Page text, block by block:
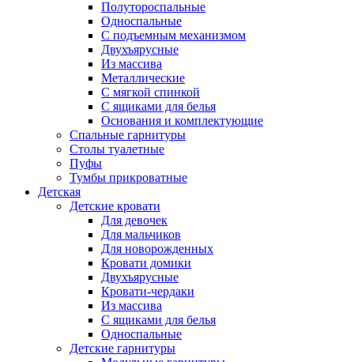
Полутороспальные
Односпальные
С подъемным механизмом
Двухъярусные
Из массива
Металлические
С мягкой спинкой
С ящиками для белья
Основания и комплектующие
Спальные гарнитуры
Столы туалетные
Пуфы
Тумбы прикроватные
Детская
Детские кровати
Для девочек
Для мальчиков
Для новорожденных
Кровати домики
Двухъярусные
Кровати-чердаки
Из массива
С ящиками для белья
Односпальные
Детские гарнитуры